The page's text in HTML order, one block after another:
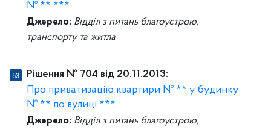
№ ** ***.
Джерело: Відділ з питань благоустрою,
транспорту та житла
Рішення № 704 від 20.11.2013:
Про приватизацію квартири № ** у будинку
№ ** по вулиці ***.
Джерело: Відділ з питань благоустрою,